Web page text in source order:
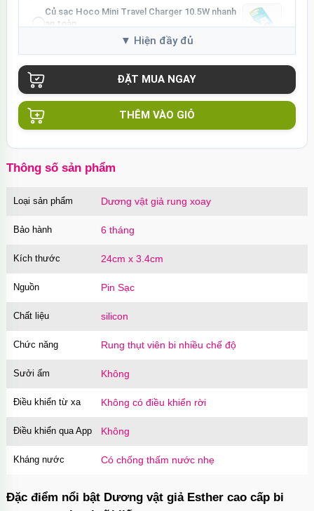
Củ sạc Hoco Mini Travel Charger 10.5W nhanh
an toàn
90.000₫
THÊM VÀO GIỎ
Thông số sản phẩm
Loại sản phẩm Dương vật giả rung xoay
Bảo hành 6 tháng
Kích thước 24cm x 3.4cm
Nguồn Pin Sạc
Chất liệu silicon
Chức năng Rung thụt viên bi nhiều chế độ
Sưởi ấm Không
Điều khiển từ xa Không có điều khiển rời
Điều khiển qua App Không
Kháng nước Có chống thấm nước nhẹ
Đặc điểm nổi bật Dương vật giả Esther cao cấp bi